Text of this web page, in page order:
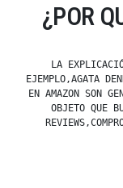
¿POR
LA
EJEMPLO,AGATA
EN AMAZON SON
OBJETO QUE